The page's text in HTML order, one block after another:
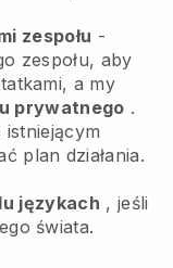
zespołu -
zespołu, aby
a my
prywatnego .
plan działania.
językach , jeśli
świata.